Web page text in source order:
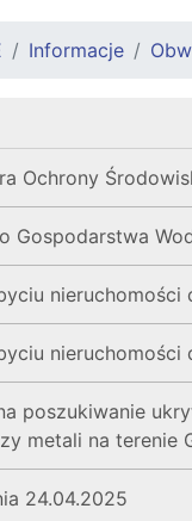
Informacje
Ochrony
nieruchomości
nieruchomości
poszukiwanie
metali na terenie
24.04.2025